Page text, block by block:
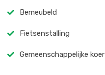
Bemeubeld
Fietsenstalling
Gemeenschappelijke koer